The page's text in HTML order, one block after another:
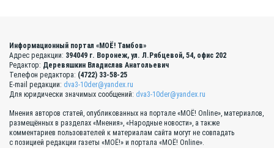
Информационный портал «МОЁ! Тамбов»
Адрес редакции: 394049 г. Воронеж, ул. Л.Рябцевой, 54, офис 202
Редактор: Деревяшкин Владислав Анатольевич
Телефон редактора: (4722) 33-58-25
E-mail редакции: dva3-10der@yandex.ru
Для юридически значимых сообщений: dva3-10der@yandex.ru
Мнения авторов статей, опубликованных на портале «МОЁ! Online», материалов,
размещённых в разделах «Мнения», «Народные новости», а также
комментариев пользователей к материалам сайта могут не совпадать
с позицией редакции газеты «МОЁ!» и портала «МОЁ! Online».